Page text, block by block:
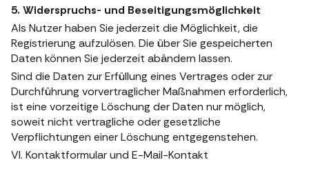
5. Widerspruchs- und Beseitigungsmöglichkeit
Als Nutzer haben Sie jederzeit die Möglichkeit, die
Registrierung aufzulösen. Die über Sie gespeicherten
Daten können Sie jederzeit abändern lassen.
Sind die Daten zur Erfüllung eines Vertrages oder zur
Durchführung vorvertraglicher Maßnahmen erforderlich,
ist eine vorzeitige Löschung der Daten nur möglich,
soweit nicht vertragliche oder gesetzliche
Verpflichtungen einer Löschung entgegenstehen.
VI. Kontaktformular und E-Mail-Kontakt